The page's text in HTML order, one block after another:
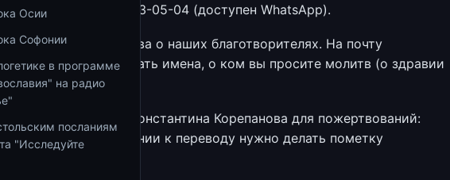
Осии
Софонии
в программе
на радио
посланиям
"Исследуйте
телефону 8-908-923-05-04 (доступен WhatsApp).
совершается молитва о наших благотворителях. На почту
можно присылать имена, о ком вы просите молитв (о здравии
Сбербанка отца Константина Корепанова для пожертвований:
7628 0395. В сообщении к переводу нужно делать пометку